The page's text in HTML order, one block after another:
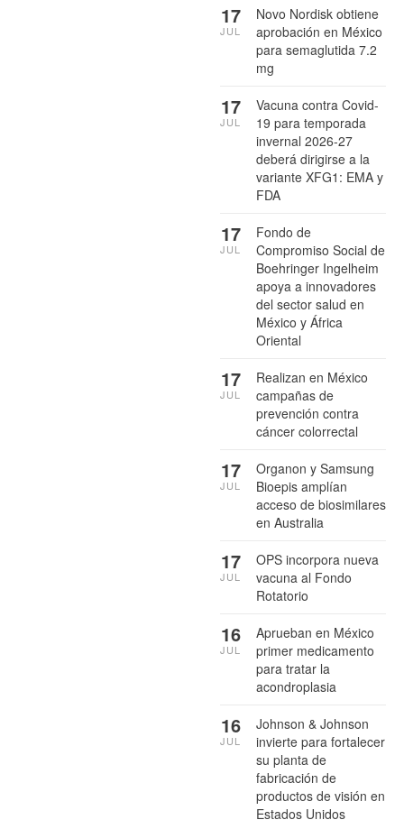
Novo Nordisk obtiene
aprobación en México
para semaglutida 7.2
mg
17
JUL
Vacuna contra Covid-
19 para temporada
invernal 2026-27
deberá dirigirse a la
variante XFG1: EMA y
FDA
17
JUL
Fondo de
Compromiso Social de
Boehringer Ingelheim
apoya a innovadores
del sector salud en
México y África
Oriental
17
JUL
Realizan en México
campañas de
prevención contra
cáncer colorrectal
17
JUL
Organon y Samsung
Bioepis amplían
acceso de biosimilares
en Australia
17
JUL
OPS incorpora nueva
vacuna al Fondo
Rotatorio
17
JUL
Aprueban en México
primer medicamento
para tratar la
acondroplasia
16
JUL
Johnson & Johnson
invierte para fortalecer
su planta de
fabricación de
productos de visión en
Estados Unidos
16
JUL